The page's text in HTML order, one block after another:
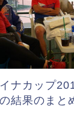
ナカップ
結果のまと